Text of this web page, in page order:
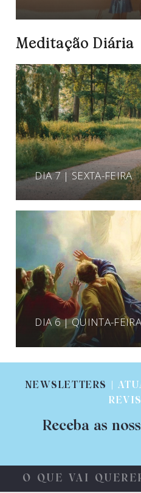
Meditação Diária
DIA 7 | SEXTA-FEIRA
DIA 6 | QUINTA-FEIRA
NEWSLETTERS
|
Receba as
O QUE VAI